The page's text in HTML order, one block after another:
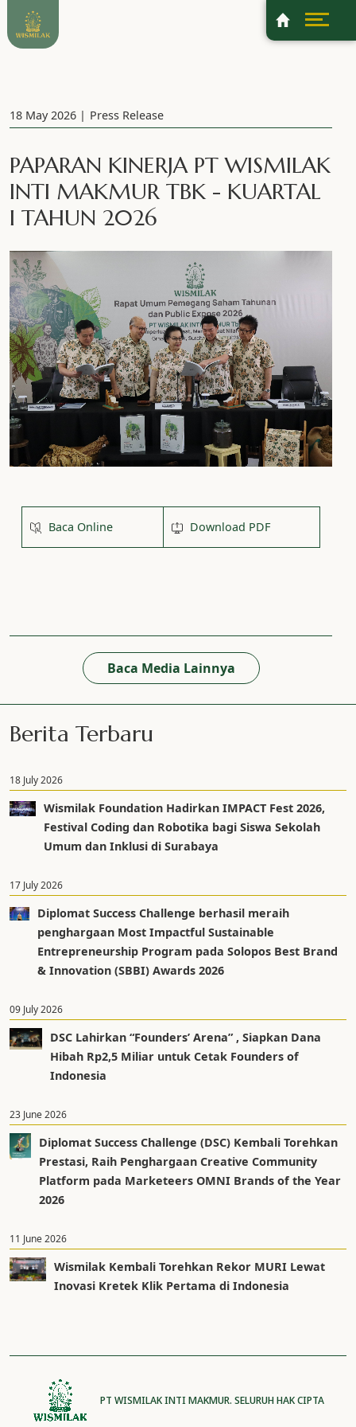
18 May 2026 Press Release
PAPARAN KINERJA PT WISMILAK
INTI MAKMUR TBK - KUARTAL
I TAHUN 2026
Baca Online Download PDF
Baca Media Lainnya
Berita Terbaru
18 July 2026
Wismilak Foundation Hadirkan IMPACT Fest 2026,
Festival Coding dan Robotika bagi Siswa Sekolah
Umum dan Inklusi di Surabaya
17 July 2026
Diplomat Success Challenge berhasil meraih
penghargaan Most Impactful Sustainable
Entrepreneurship Program pada Solopos Best Brand
& Innovation (SBBI) Awards 2026
09 July 2026
DSC Lahirkan “Founders’ Arena” , Siapkan Dana
Hibah Rp2,5 Miliar untuk Cetak Founders of
Indonesia
23 June 2026
Diplomat Success Challenge (DSC) Kembali Torehkan
Prestasi, Raih Penghargaan Creative Community
Platform pada Marketeers OMNI Brands of the Year
2026
11 June 2026
Wismilak Kembali Torehkan Rekor MURI Lewat
Inovasi Kretek Klik Pertama di Indonesia
PT WISMILAK INTI MAKMUR. SELURUH HAK CIPTA